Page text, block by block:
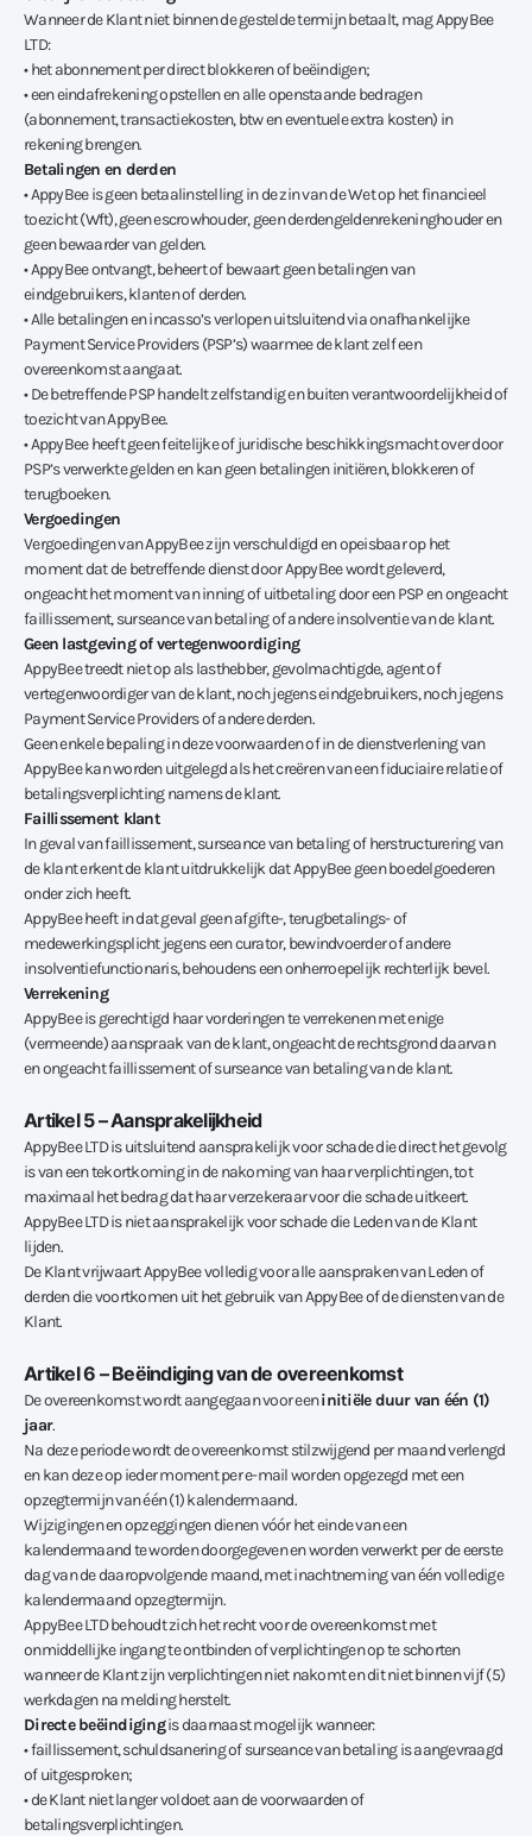
Wanneer de Klant niet binnen de gestelde termijn betaalt, mag AppyBee
LTD:
• het abonnement per direct blokkeren of beëindigen;
• een eindafrekening opstellen en alle openstaande bedragen
(abonnement, transactiekosten, btw en eventuele extra kosten) in
rekening brengen.
Betalingen en derden
• AppyBee is geen betaalinstelling in de zin van de Wet op het financieel
toezicht (Wft), geen escrowhouder, geen derdengeldenrekeninghouder en
geen bewaarder van gelden.
• AppyBee ontvangt, beheert of bewaart geen betalingen van
eindgebruikers, klanten of derden.
• Alle betalingen en incasso’s verlopen uitsluitend via onafhankelijke
Payment Service Providers (PSP’s) waarmee de klant zelf een
overeenkomst aangaat.
• De betreffende PSP handelt zelfstandig en buiten verantwoordelijkheid of
toezicht van AppyBee.
• AppyBee heeft geen feitelijke of juridische beschikkingsmacht over door
PSP’s verwerkte gelden en kan geen betalingen initiëren, blokkeren of
terugboeken.
Vergoedingen
Vergoedingen van AppyBee zijn verschuldigd en opeisbaar op het
moment dat de betreffende dienst door AppyBee wordt geleverd,
ongeacht het moment van inning of uitbetaling door een PSP en ongeacht
faillissement, surseance van betaling of andere insolventie van de klant.
Geen lastgeving of vertegenwoordiging
AppyBee treedt niet op als lasthebber, gevolmachtigde, agent of
vertegenwoordiger van de klant, noch jegens eindgebruikers, noch jegens
Payment Service Providers of andere derden.
Geen enkele bepaling in deze voorwaarden of in de dienstverlening van
AppyBee kan worden uitgelegd als het creëren van een fiduciaire relatie of
betalingsverplichting namens de klant.
Faillissement klant
In geval van faillissement, surseance van betaling of herstructurering van
de klant erkent de klant uitdrukkelijk dat AppyBee geen boedelgoederen
onder zich heeft.
AppyBee heeft in dat geval geen afgifte-, terugbetalings- of
medewerkingsplicht jegens een curator, bewindvoerder of andere
insolventiefunctionaris, behoudens een onherroepelijk rechterlijk bevel.
Verrekening
AppyBee is gerechtigd haar vorderingen te verrekenen met enige
(vermeende) aanspraak van de klant, ongeacht de rechtsgrond daarvan
en ongeacht faillissement of surseance van betaling van de klant.
Artikel 5 – Aansprakelijkheid
AppyBee LTD is uitsluitend aansprakelijk voor schade die direct het gevolg
is van een tekortkoming in de nakoming van haar verplichtingen, tot
maximaal het bedrag dat haar verzekeraar voor die schade uitkeert.
AppyBee LTD is niet aansprakelijk voor schade die Leden van de Klant
lijden.
De Klant vrijwaart AppyBee volledig voor alle aanspraken van Leden of
derden die voortkomen uit het gebruik van AppyBee of de diensten van de
Klant.
Artikel 6 – Beëindiging van de overeenkomst
De overeenkomst wordt aangegaan voor eeninitiële duur van één (1)
jaar.
Na deze periode wordt de overeenkomst stilzwijgend per maand verlengd
en kan deze op ieder moment per e-mail worden opgezegd met een
opzegtermijn van één (1) kalendermaand.
Wijzigingen en opzeggingen dienen vóór het einde van een
kalendermaand te worden doorgegeven en worden verwerkt per de eerste
dag van de daaropvolgende maand, met inachtneming van één volledige
kalendermaand opzegtermijn.
AppyBee LTD behoudt zich het recht voor de overeenkomst met
onmiddellijke ingang te ontbinden of verplichtingen op te schorten
wanneer de Klant zijn verplichtingen niet nakomt en dit niet binnen vijf (5)
werkdagen na melding herstelt.
Directe beëindigingis daarnaast mogelijk wanneer:
• faillissement, schuldsanering of surseance van betaling is aangevraagd
of uitgesproken;
• de Klant niet langer voldoet aan de voorwaarden of
betalingsverplichtingen.